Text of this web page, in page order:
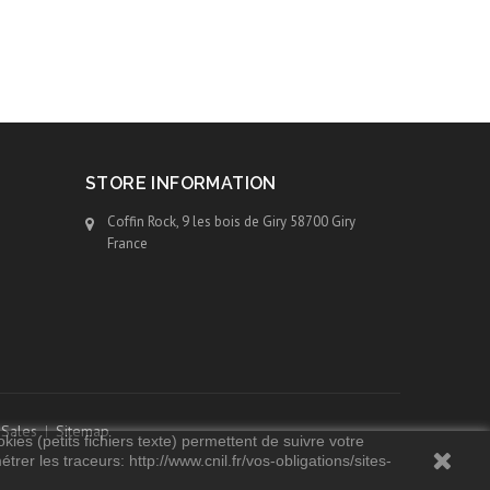
STORE INFORMATION
Coffin Rock, 9 les bois de Giry 58700 Giry
France
Sitemap
(petits fichiers texte) permettent de suivre votre
les traceurs: http://www.cnil.fr/vos-obligations/sites-